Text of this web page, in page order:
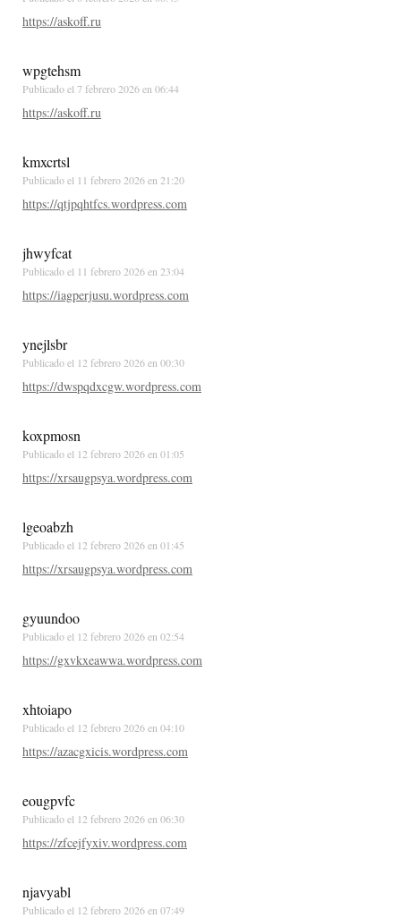
https://askoff.ru
wpgtehsm
Publicado el 7 febrero 2026 en 06:44
https://askoff.ru
kmxcrtsl
Publicado el 11 febrero 2026 en 21:20
https://qtjpqhtfcs.wordpress.com
jhwyfcat
Publicado el 11 febrero 2026 en 23:04
https://iagperjusu.wordpress.com
ynejlsbr
Publicado el 12 febrero 2026 en 00:30
https://dwspqdxcgw.wordpress.com
koxpmosn
Publicado el 12 febrero 2026 en 01:05
https://xrsaugpsya.wordpress.com
lgeoabzh
Publicado el 12 febrero 2026 en 01:45
https://xrsaugpsya.wordpress.com
gyuundoo
Publicado el 12 febrero 2026 en 02:54
https://gxvkxeawwa.wordpress.com
xhtoiapo
Publicado el 12 febrero 2026 en 04:10
https://azacgxicis.wordpress.com
eougpvfc
Publicado el 12 febrero 2026 en 06:30
https://zfcejfyxiv.wordpress.com
njavyabl
Publicado el 12 febrero 2026 en 07:49